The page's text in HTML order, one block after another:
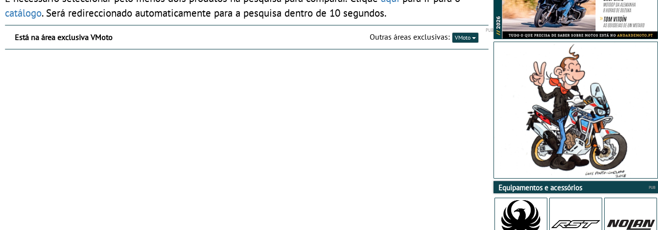
catálogo. Será redireccionado automaticamente para a pesquisa dentro de 10 segundos.
Outras áreas exclusivas: VMoto
Está na área exclusiva VMoto
Equipamentos e acessórios